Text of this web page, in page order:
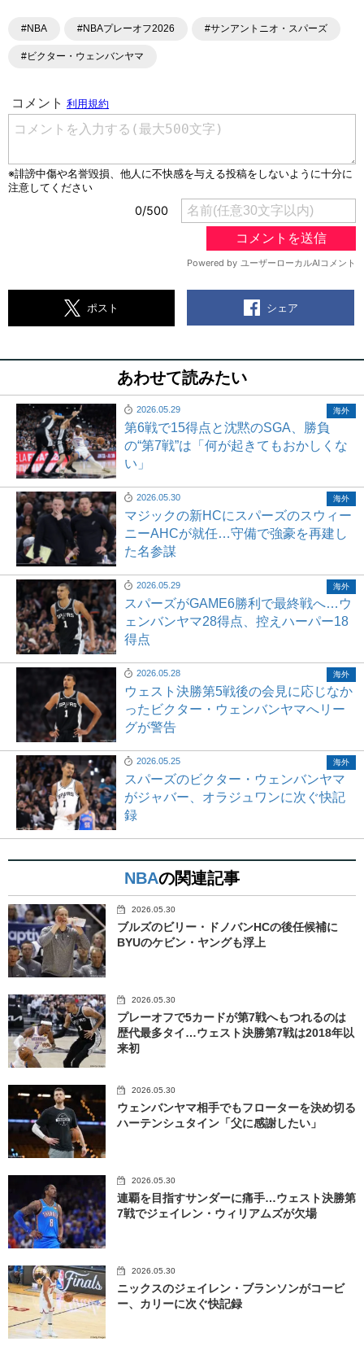
#NBA #NBAプレーオフ2026 #サンアントニオ・スパーズ
#ビクター・ウェンバンヤマ
ポスト シェア
あわせて読みたい
2026.05.29
第6戦で15得点と沈黙のSGA、勝負
の“第7戦”は「何が起きてもおかしくな
い」
海外
2026.05.30
マジックの新HCにスパーズのスウィー
ニーAHCが就任…守備で強豪を再建し
た名参謀
海外
2026.05.29
スパーズがGAME6勝利で最終戦へ…ウ
ェンバンヤマ28得点、控えハーパー18
得点
海外
2026.05.28
ウェスト決勝第5戦後の会見に応じなか
ったビクター・ウェンバンヤマへリー
グが警告
海外
2026.05.25
スパーズのビクター・ウェンバンヤマ
がジャバー、オラジュワンに次ぐ快記
録
海外
NBAの関連記事
2026.05.30
ブルズのビリー・ドノバンHCの後任候補に
BYUのケビン・ヤングも浮上
2026.05.30
プレーオフで5カードが第7戦へもつれるのは
歴代最多タイ…ウェスト決勝第7戦は2018年以
来初
2026.05.30
ウェンバンヤマ相手でもフローターを決め切る
ハーテンシュタイン「父に感謝したい」
2026.05.30
連覇を目指すサンダーに痛手…ウェスト決勝第
7戦でジェイレン・ウィリアムズが欠場
2026.05.30
ニックスのジェイレン・ブランソンがコービ
ー、カリーに次ぐ快記録